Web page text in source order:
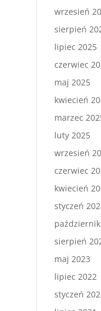
wrzesień
sierpień
lipiec 2025
czerwiec
maj 2025
kwiecień
marzec
luty 2025
wrzesień
czerwiec
kwiecień
styczeń
sierpień
maj 2023
lipiec 2022
styczeń